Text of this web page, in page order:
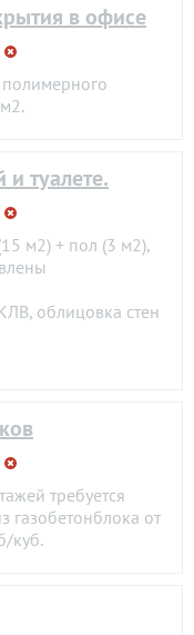
в офисе
туалете.
м2) + пол (3 м2),
облицовка стен
требуется
газобетонблока от
куб.